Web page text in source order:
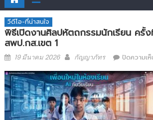
วีดีโอ-ที่น่าสนใจ
พิธีเปิดงานศิลปหัตถกรรมนักเรียน ครั้
สพป.กส.เขต 1
Posted
19 มีนาคม 2026 Author
กัญญาภัทร ปิดความเห็